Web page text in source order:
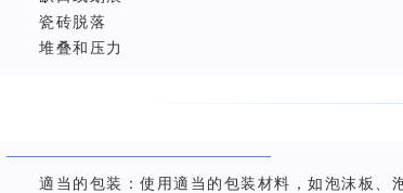
瓷砖脱落
堆叠和压力
適当的包装：使用適当的包装材料，如泡沫板、